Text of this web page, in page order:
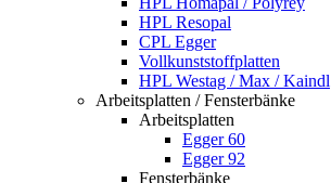
HPL Resopal
CPL Egger
Vollkunststoffplatten
HPL Westag / Max / Kaindl
Arbeitsplatten / Fensterbänke
Arbeitsplatten
Egger 60
Egger 92
Fensterbänke